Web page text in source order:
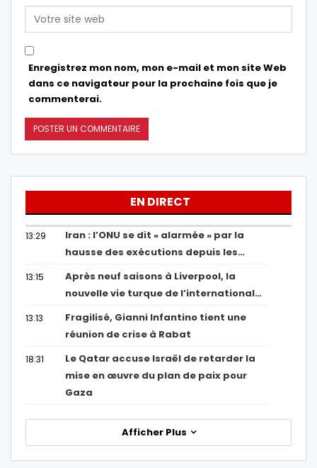
Enregistrez mon nom, mon e-mail et mon site Web
dans ce navigateur pour la prochaine fois que je
commenterai.
EN DIRECT
13:29
Iran : l’ONU se dit « alarmée » par la
hausse des exécutions depuis les…
13:15
Après neuf saisons à Liverpool, la
nouvelle vie turque de l’international…
13:13
Fragilisé, Gianni Infantino tient une
réunion de crise à Rabat
18:31
Le Qatar accuse Israël de retarder la
mise en œuvre du plan de paix pour
Gaza
Afficher Plus